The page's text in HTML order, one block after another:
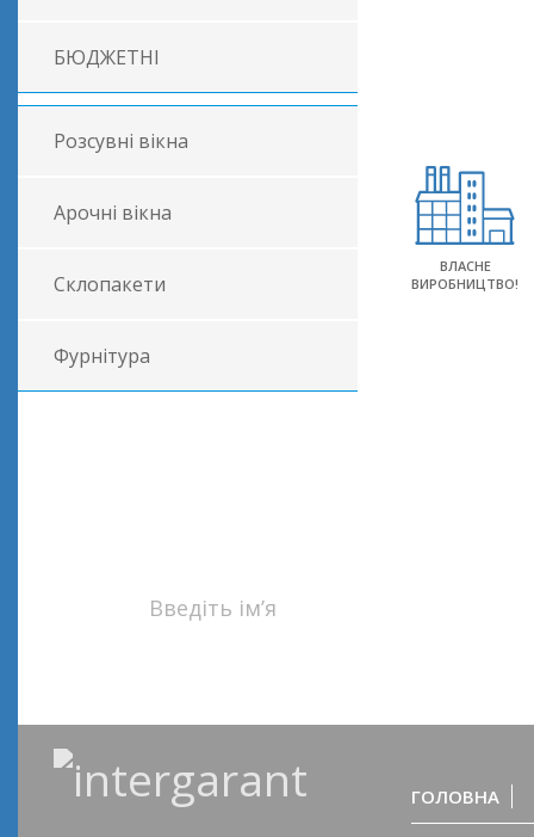
БЮДЖЕТНІ
Розсувні вікна
Арочні вікна
Склопакети
Фурнітура
ВЛАСНЕ
ВИРОБНИЦТВО!
ГОЛОВНА